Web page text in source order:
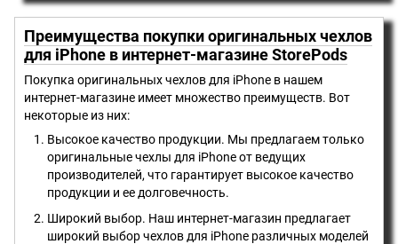
Преимущества покупки оригинальных чехлов
для iPhone в интернет-магазине StorePods
Покупка оригинальных чехлов для iPhone в нашем
интернет-магазине имеет множество преимуществ. Вот
некоторые из них:
Высокое качество продукции. Мы предлагаем только
оригинальные чехлы для iPhone от ведущих
производителей, что гарантирует высокое качество
продукции и ее долговечность.
Широкий выбор. Наш интернет-магазин предлагает
широкий выбор чехлов для iPhone различных моделей